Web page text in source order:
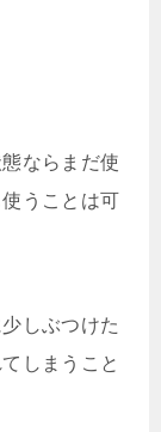
ならまだ使
うことは可
しぶつけた
しまうこと